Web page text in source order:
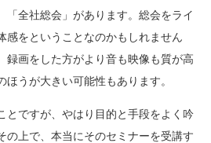
「全社総会」があります。総会をライ
感をということなのかもしれません
録画をした方がより音も映像も質が高
ほうが大きい可能性もあります。
とですが、やはり目的と手段をよく吟
の上で、本当にそのセミナーを受講す